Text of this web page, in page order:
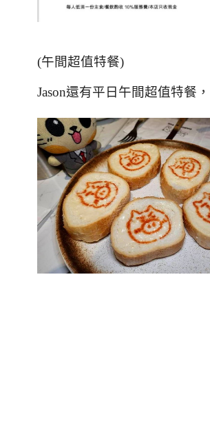
(午間超值特餐)
Jason還有平日午間超值特餐